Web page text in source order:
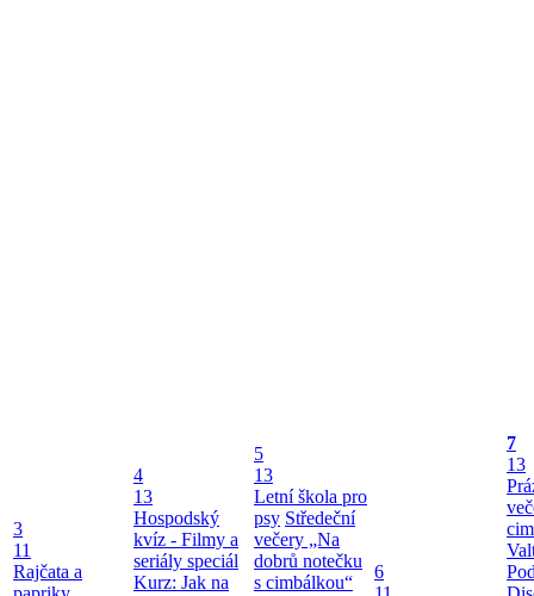
3
11
Rajčata a
4
13
Hospodský
kvíz - Filmy a
seriály speciál
Kurz: Jak na
5
13
Letní škola pro
psy Středeční
večery „Na
dobrů notečku
s cimbálkou“
6
7
13